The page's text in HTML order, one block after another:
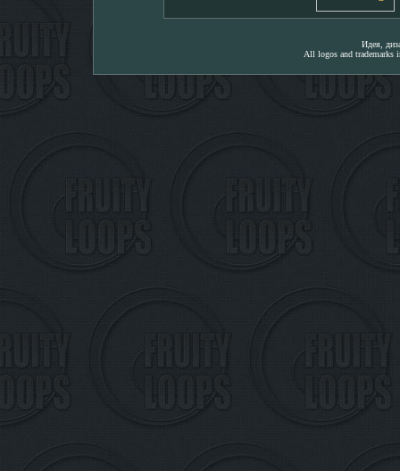
Идея,
All logos and trademarks